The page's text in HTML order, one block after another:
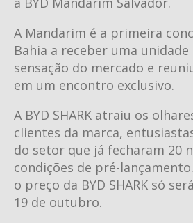
A Mandarim é a primeira
Bahia a receber uma
sensação do mercado e
em um encontro exclusivo.
A BYD SHARK atraiu os
clientes da marca,
do setor que já fecharam 20
condições de pré-
o preço da BYD SHARK só
19 de outubro.